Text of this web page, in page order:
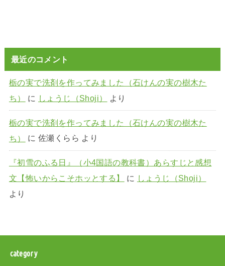
最近のコメント
栃の実で洗剤を作ってみました（石けんの実の樹木た
ち）
に しょうじ（Shoji） より
栃の実で洗剤を作ってみました（石けんの実の樹木た
ち）
に 佐瀬くらら より
『初雪のふる日』（小4国語の教科書）あらすじと感想
文【怖いからこそホッとする】
に しょうじ（Shoji）
より
category